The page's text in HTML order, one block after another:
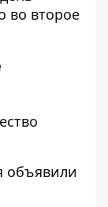
во второе